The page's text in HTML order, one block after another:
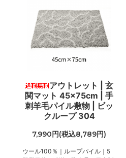
アウトレット | 玄
関マット 45×75cm | 手
刺羊毛パイル敷物 | ビッ
クループ 304
7,990円(税込8,789円)
ウール100％｜ループパイル｜5